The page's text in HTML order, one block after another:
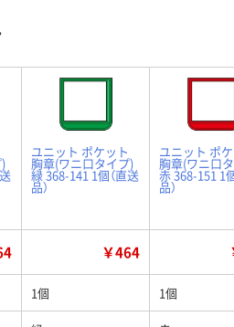
ユニット ポケット
胸章(ワニ口タイプ)
緑 368-141 1個（直送
品）
ユニット ポ
胸章(ワニ口
赤 368-151 1
品）
￥464
1個 1個